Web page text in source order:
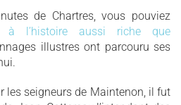
de Chartres, vous pouviez
à l’histoire aussi riche que
illustres ont parcouru ses
les seigneurs de Maintenon, il fut